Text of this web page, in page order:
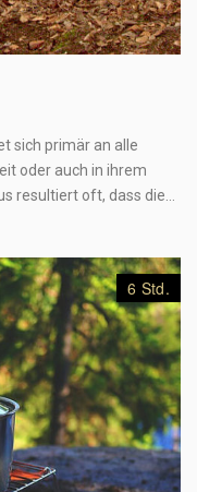
sich primär an alle
oder auch in ihrem
resultiert oft, dass die…
6 Std.